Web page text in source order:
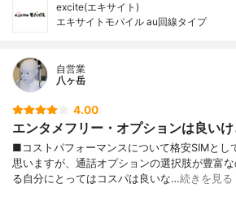
excite(エキサイト)
エキサイトモバイル au回線タイプ
自営業
八ヶ岳
4.00
エンタメフリー・オプションは良い
■コストパフォーマンスについて格安SIMとし
思いますが、通話オプションの選択肢が豊富
る自分にとってはコスパは良いな…続きを見る